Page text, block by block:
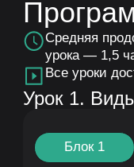
Примеры и
на реальных
На практических
выглядят разные
графиках. Вы
и
используя кейсы
знания в работе с